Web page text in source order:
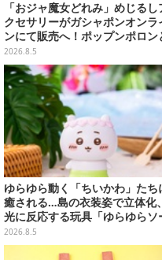
「おジャ魔女どれみ」めじるし
クセサリーがガシャポンオンラ
ンにて販売へ！ポップンポロン
魔法玉の2連チャームなど全9種
2026.8.5
ゆらゆら動く「ちいかわ」たち
癒される…島の衣装姿で立体化、
光に反応する玩具「ゆらゆらソ
ラー」全8種が全国アミューズメ
ント施設にて展開
2026.8.5